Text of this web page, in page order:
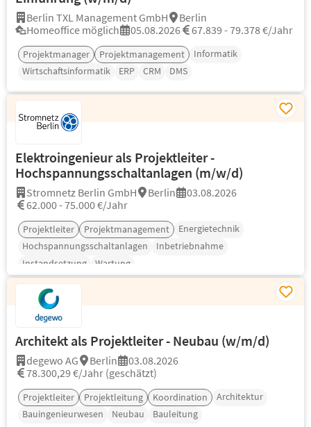
Berlin TXL Management GmbH
Berlin
Homeoffice möglich
05.08.2026 67.839 - 79.378 €/Jahr
Projektmanager Projektmanagement
Informatik
Wirtschaftsinformatik
ERP CRM DMS
Elektroingenieur als Projektleiter -
Hochspannungsschaltanlagen (m/w/d)
Stromnetz Berlin GmbH Berlin
03.08.2026
62.000 - 75.000 €/Jahr
Projektleiter Projektmanagement
Energietechnik
Hochspannungsschaltanlagen
Inbetriebnahme
Instandsetzung
Wartung
Architekt als Projektleiter - Neubau (w/m/d)
degewo AG Berlin
03.08.2026
78.300,29 €/Jahr (geschätzt)
Projektleiter Projektleitung Koordination
Architektur
Bauingenieurwesen
Neubau Bauleitung